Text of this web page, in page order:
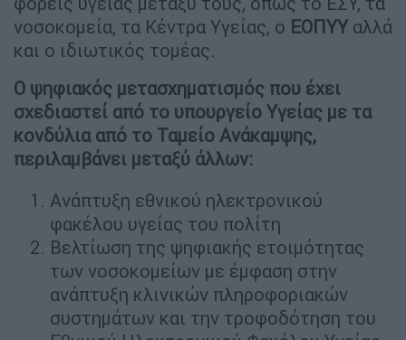
νοσοκομεία, τα Κέντρα Υγείας, ο ΕΟΠΥΥαλλά
και ο ιδιωτικός τομέας.
Ο ψηφιακός μετασχηματισμός που έχει
σχεδιαστεί από το υπουργείο Υγείας με τα
κονδύλια από το Ταμείο Ανάκαμψης,
περιλαμβάνει μεταξύ άλλων:
Ανάπτυξη εθνικού ηλεκτρονικού
φακέλου υγείας του πολίτη
Βελτίωση της ψηφιακής ετοιμότητας
των νοσοκομείων με έμφαση στην
ανάπτυξη κλινικών πληροφοριακών
συστημάτων και την τροφοδότηση του